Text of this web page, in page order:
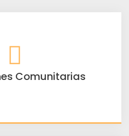
Comunitarias